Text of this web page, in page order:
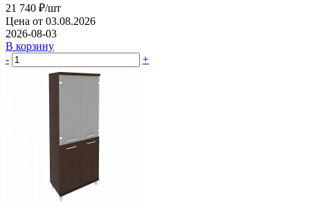
21 740 ₽/шт
Цена от 03.08.2026
2026-08-03
В корзину
-
+